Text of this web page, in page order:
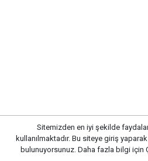
Sitemizden en iyi şekilde
kullanılmaktadır. Bu siteye giriş
bulunuyorsunuz. Daha fazla bilgi için